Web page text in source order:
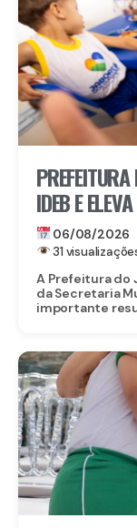
IDEB E
MUNICIPAL
06/08/2026
31
A Prefeitura do
da Secretaria
importante